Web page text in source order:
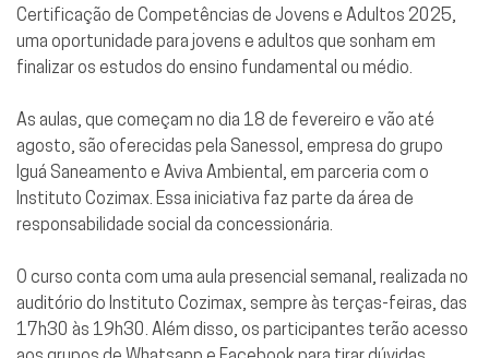
Certificação de Competências de Jovens e Adultos 2025,
uma oportunidade para jovens e adultos que sonham em
finalizar os estudos do ensino fundamental ou médio.
As aulas, que começam no dia 18 de fevereiro e vão até
agosto, são oferecidas pela Sanessol, empresa do grupo
Iguá Saneamento e Aviva Ambiental, em parceria com o
Instituto Cozimax. Essa iniciativa faz parte da área de
responsabilidade social da concessionária.
O curso conta com uma aula presencial semanal, realizada no
auditório do Instituto Cozimax, sempre às terças-feiras, das
17h30 às 19h30. Além disso, os participantes terão acesso